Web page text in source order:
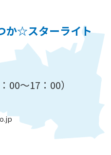
か☆スターライト
00～17：00）